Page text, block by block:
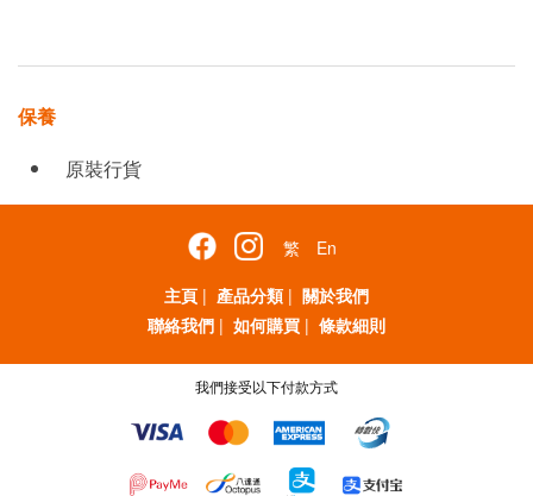
保養
原裝行貨
繁
En
主頁 | 產品分類 | 關於我們
聯絡我們 | 如何購買 | 條款細則
我們接受以下付款方式